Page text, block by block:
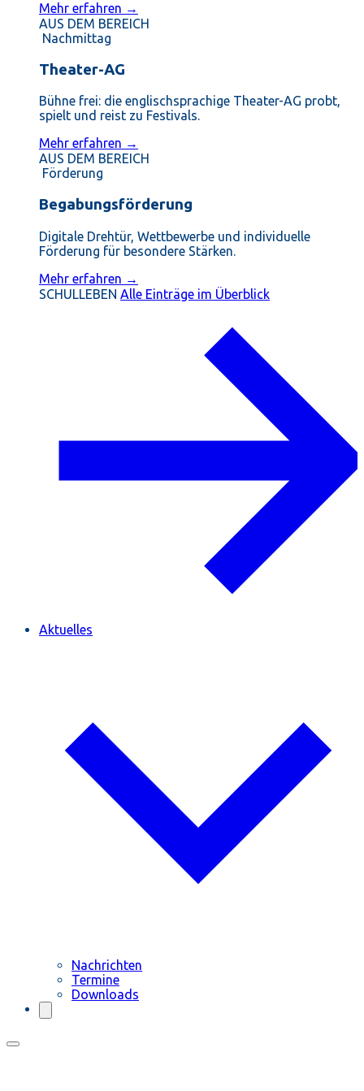
Mehr erfahren →
AUS DEM BEREICH
Nachmittag
Theater-AG
Bühne frei: die englischsprachige Theater-AG probt,
spielt und reist zu Festivals.
Mehr erfahren →
AUS DEM BEREICH
Förderung
Begabungsförderung
Digitale Drehtür, Wettbewerbe und individuelle
Förderung für besondere Stärken.
Mehr erfahren →
SCHULLEBEN Alle Einträge im Überblick
Aktuelles
Nachrichten
Termine
Downloads